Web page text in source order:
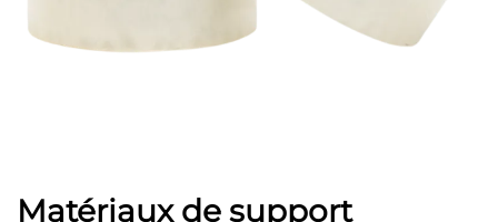
Matériaux de support